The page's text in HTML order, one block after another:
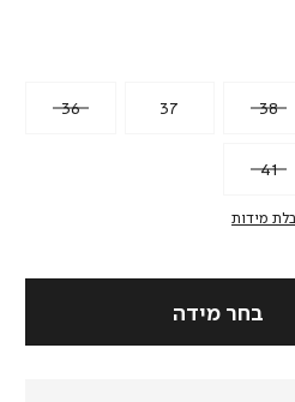
36 37 38
41
מידות